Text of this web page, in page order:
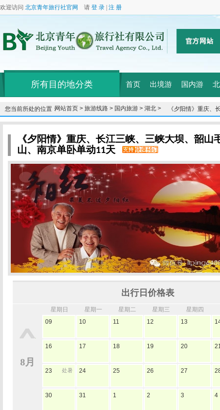
欢迎访问 北京青年旅行社官网 请 登 录 注 册
所有目的地分类 首页 出境游 国内游
您当前所处的位置：网站首页 > 旅游线路 > 国内旅游 > 湖北 >
《夕阳情》重庆、
故居、武汉、庐山/
11天
《夕阳情》重庆、长江三峡、三峡大坝、韶
山、南京单卧单动11天
出行日价格表
8月
星期日 星期一 星期二 星期三 星期四
09
10 11 12 13
16 17 18 19 20
23 处暑 24 25 26 27
30 31 1 2 3 4